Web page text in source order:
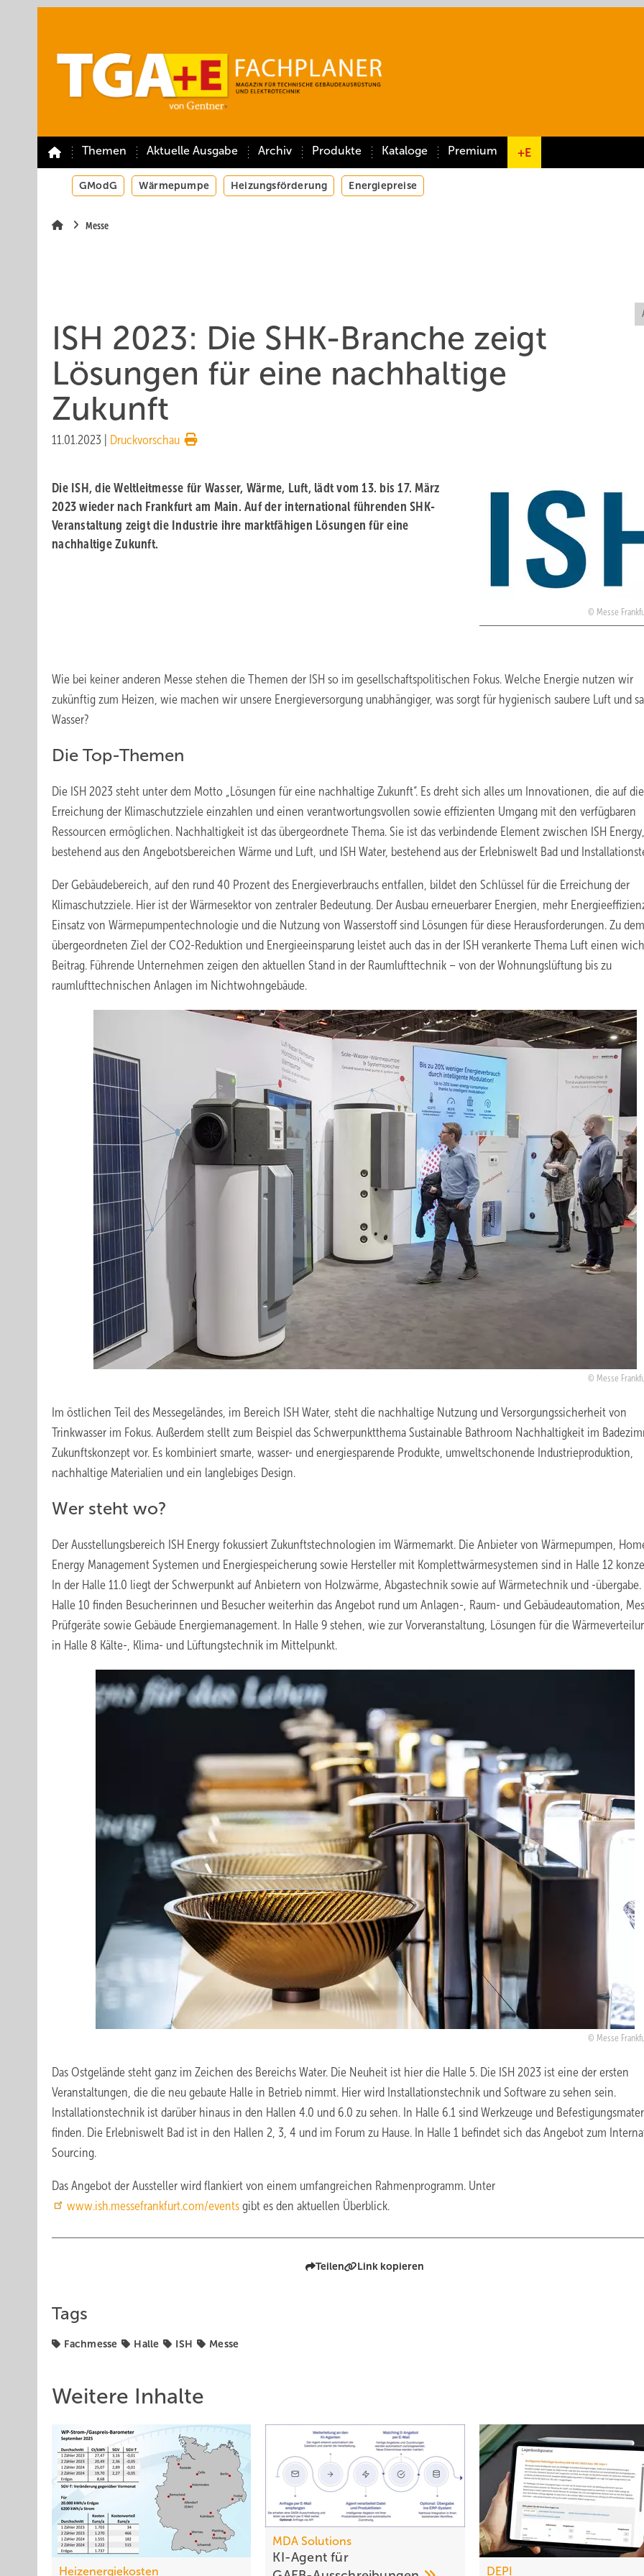
Themen Aktuelle Ausgabe Archiv Produkte Kataloge Premium +E
GModG Wärmepumpe Heizungsförderung Energiepreise
Messe
ISH 2023: Die SHK-Branche zeigt
Lösungen für eine nachhaltige
Zukunft
11.01.2023 Druckvorschau
Messe
Die ISH, die Weltleitmesse für Wasser, Wärme, Luft, lädt vom 13. bis 17. März
2023 wieder nach Frankfurt am Main. Auf der international führenden SHK-
Veranstaltung zeigt die Industrie ihre marktfähigen Lösungen für eine
nachhaltige Zukunft.
Wie bei keiner anderen Messe stehen die Themen der ISH so im gesellschaftspolitischen Fokus. Welche Energie nutzen wir
zukünftig zum Heizen, wie machen wir unsere Energieversorgung unabhängiger, was sorgt für hygienisch saubere Luft und
Wasser?
Die Top-Themen
Die ISH 2023 steht unter dem Motto „Lösungen für eine nachhaltige Zukunft“. Es dreht sich alles um Innovationen, die auf die
Erreichung der Klimaschutzziele einzahlen und einen verantwortungsvollen sowie effizienten Umgang mit den verfügbaren
Ressourcen ermöglichen. Nachhaltigkeit ist das übergeordnete Thema. Sie ist das verbindende Element zwischen ISH Energy,
bestehend aus den Angebotsbereichen Wärme und Luft, und ISH Water, bestehend aus der Erlebniswelt Bad und
Der Gebäudebereich, auf den rund 40 Prozent des Energieverbrauchs entfallen, bildet den Schlüssel für die Erreichung der
Klimaschutzziele. Hier ist der Wärmesektor von zentraler Bedeutung. Der Ausbau erneuerbarer Energien, mehr
Einsatz von Wärmepumpentechnologie und die Nutzung von Wasserstoff sind Lösungen für diese Herausforderungen. Zu dem
übergeordneten Ziel der CO2-Reduktion und Energieeinsparung leistet auch das in der ISH verankerte Thema Luft einen
Beitrag. Führende Unternehmen zeigen den aktuellen Stand in der Raumlufttechnik – von der Wohnungslüftung bis zu
raumlufttechnischen Anlagen im Nichtwohngebäude.
Messe
Im östlichen Teil des Messegeländes, im Bereich ISH Water, steht die nachhaltige Nutzung und Versorgungssicherheit von
Trinkwasser im Fokus. Außerdem stellt zum Beispiel das Schwerpunktthema Sustainable Bathroom Nachhaltigkeit im
Zukunftskonzept vor. Es kombiniert smarte, wasser- und energiesparende Produkte, umweltschonende Industrieproduktion,
nachhaltige Materialien und ein langlebiges Design.
Wer steht wo?
Der Ausstellungsbereich ISH Energy fokussiert Zukunftstechnologien im Wärmemarkt. Die Anbieter von Wärmepumpen,
Energy Management Systemen und Energiespeicherung sowie Hersteller mit Komplettwärmesystemen sind in Halle 12
In der Halle 11.0 liegt der Schwerpunkt auf Anbietern von Holzwärme, Abgastechnik sowie auf Wärmetechnik und -übergabe.
Halle 10 finden Besucherinnen und Besucher weiterhin das Angebot rund um Anlagen-, Raum- und Gebäudeautomation,
Prüfgeräte sowie Gebäude Energiemanagement. In Halle 9 stehen, wie zur Vorveranstaltung, Lösungen für die
in Halle 8 Kälte-, Klima- und Lüftungstechnik im Mittelpunkt.
Messe
Das Ostgelände steht ganz im Zeichen des Bereichs Water. Die Neuheit ist hier die Halle 5. Die ISH 2023 ist eine der ersten
Veranstaltungen, die die neu gebaute Halle in Betrieb nimmt. Hier wird Installationstechnik und Software zu sehen sein.
Installationstechnik ist darüber hinaus in den Hallen 4.0 und 6.0 zu sehen. In Halle 6.1 sind Werkzeuge und
finden. Die Erlebniswelt Bad ist in den Hallen 2, 3, 4 und im Forum zu Hause. In Halle 1 befindet sich das Angebot zum
Sourcing.
Das Angebot der Aussteller wird flankiert von einem umfangreichen Rahmenprogramm. Unter
www.ish.messefrankfurt.com/events gibt es den aktuellen Überblick.
Teilen Link kopieren
Tags
Fachmesse Halle ISH Messe
Weitere Inhalte
Heizenergiekosten
MDA Solutions
KI-Agent für
DEPI